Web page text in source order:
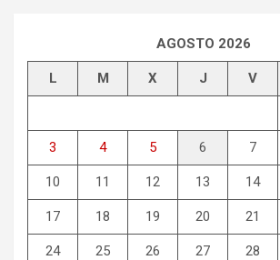
AGOSTO 2026
L M X J V
3 4 5 6 7
10 11 12 13 14
17 18 19 20 21
24 25 26 27 28